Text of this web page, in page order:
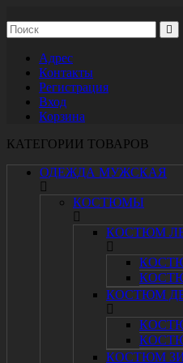
Адрес
Контакты
Регистрация
Вход
Корзина
КАТЕГОРИИ ТОВАРОВ
ОДЕЖДА МУЖСКАЯ
КОСТЮМЫ
КОСТЮМ
КОСТЮМ
КОСТЮМ